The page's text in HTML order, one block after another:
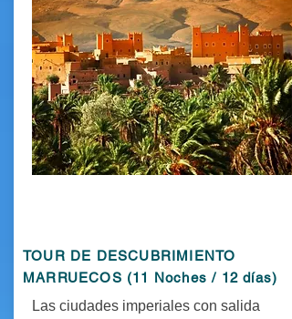
TOUR DE DESCUBRIMIENTO
MARRUECOS (11 Noches / 12 días)
Las ciudades imperiales con salida